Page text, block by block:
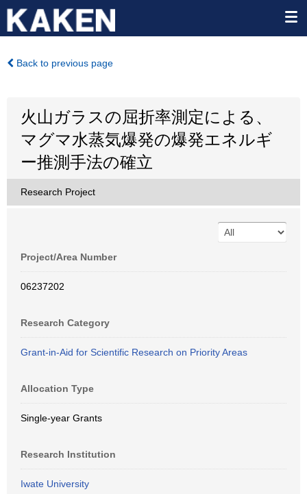
Back to previous page
火山ガラスの屈折率測定による、
マグマ水蒸気爆発の爆発エネルギ
ー推測手法の確立
Research Project
Project/Area Number
06237202
Research Category
Grant-in-Aid for Scientific Research on Priority Areas
Allocation Type
Single-year Grants
Research Institution
Iwate University